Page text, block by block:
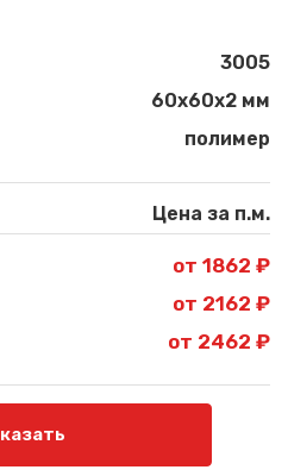
3005
60х60х2 мм
полимер
Цена за п.м.
от 1862 ₽
от 2162 ₽
от 2462 ₽